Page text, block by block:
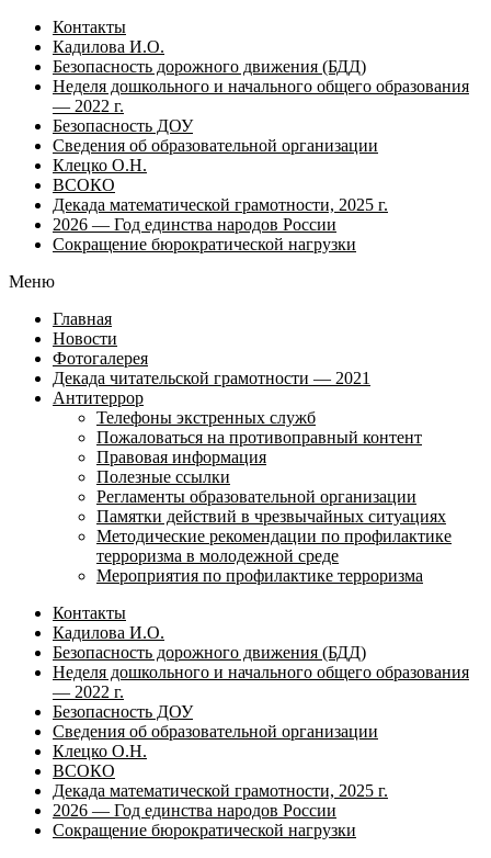
Контакты
Кадилова И.О.
Безопасность дорожного движения (БДД)
Неделя дошкольного и начального общего образования
— 2022 г.
Безопасность ДОУ
Сведения об образовательной организации
Клецко О.Н.
ВСОКО
Декада математической грамотности, 2025 г.
2026 — Год единства народов России
Сокращение бюрократической нагрузки
Меню
Главная
Новости
Фотогалерея
Декада читательской грамотности — 2021
Антитеррор
Телефоны экстренных служб
Пожаловаться на противоправный контент
Правовая информация
Полезные ссылки
Регламенты образовательной организации
Памятки действий в чрезвычайных ситуациях
Методические рекомендации по профилактике
терроризма в молодежной среде
Мероприятия по профилактике терроризма
Контакты
Кадилова И.О.
Безопасность дорожного движения (БДД)
Неделя дошкольного и начального общего образования
— 2022 г.
Безопасность ДОУ
Сведения об образовательной организации
Клецко О.Н.
ВСОКО
Декада математической грамотности, 2025 г.
2026 — Год единства народов России
Сокращение бюрократической нагрузки